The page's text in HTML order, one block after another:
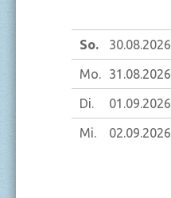
So. 30.08.2026
Mo. 31.08.2026
Di. 01.09.2026
Mi. 02.09.2026